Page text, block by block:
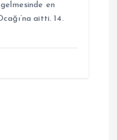
en
aitti. 14.